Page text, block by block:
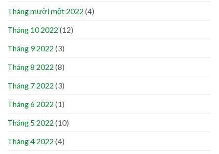
Tháng mười một 2022 (4)
Tháng 10 2022 (12)
Tháng 9 2022 (3)
Tháng 8 2022 (8)
Tháng 7 2022 (3)
Tháng 6 2022 (1)
Tháng 5 2022 (10)
Tháng 4 2022 (4)